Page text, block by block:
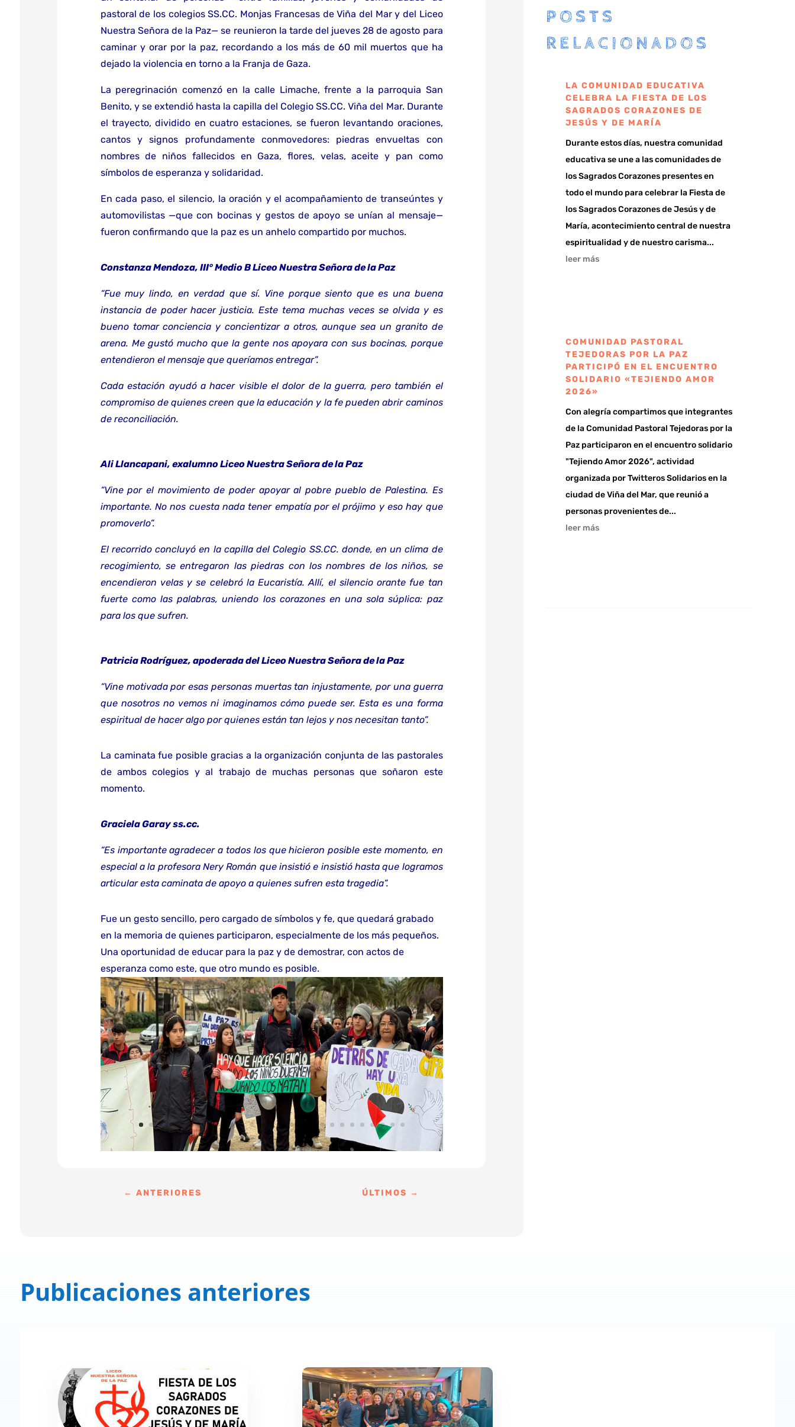
pastoral de los colegios SS.CC. Monjas Francesas de Viña del Mar y del Liceo
Nuestra Señora de la Paz— se reunieron la tarde del jueves 28 de agosto para
caminar y orar por la paz, recordando a los más de 60 mil muertos que ha
dejado la violencia en torno a la Franja de Gaza.
La peregrinación comenzó en la calle Limache, frente a la parroquia San
Benito, y se extendió hasta la capilla del Colegio SS.CC. Viña del Mar. Durante
el trayecto, dividido en cuatro estaciones, se fueron levantando oraciones,
cantos y signos profundamente conmovedores: piedras envueltas con
nombres de niños fallecidos en Gaza, flores, velas, aceite y pan como
símbolos de esperanza y solidaridad.
En cada paso, el silencio, la oración y el acompañamiento de transeúntes y
automovilistas —que con bocinas y gestos de apoyo se unían al mensaje—
fueron confirmando que la paz es un anhelo compartido por muchos.
Constanza Mendoza, III° Medio B Liceo Nuestra Señora de la Paz
“Fue muy lindo, en verdad que sí. Vine porque siento que es una buena
instancia de poder hacer justicia. Este tema muchas veces se olvida y es
bueno tomar conciencia y concientizar a otros, aunque sea un granito de
arena. Me gustó mucho que la gente nos apoyara con sus bocinas, porque
entendieron el mensaje que queríamos entregar”.
Cada estación ayudó a hacer visible el dolor de la guerra, pero también el
compromiso de quienes creen que la educación y la fe pueden abrir caminos
de reconciliación.
Ali Llancapani, exalumno Liceo Nuestra Señora de la Paz
“Vine por el movimiento de poder apoyar al pobre pueblo de Palestina. Es
importante. No nos cuesta nada tener empatía por el prójimo y eso hay que
promoverlo”.
El recorrido concluyó en la capilla del Colegio SS.CC. donde, en un clima de
recogimiento, se entregaron las piedras con los nombres de los niños, se
encendieron velas y se celebró la Eucaristía. Allí, el silencio orante fue tan
fuerte como las palabras, uniendo los corazones en una sola súplica: paz
para los que sufren.
Patricia Rodríguez, apoderada del Liceo Nuestra Señora de la Paz
“Vine motivada por esas personas muertas tan injustamente, por una guerra
que nosotros no vemos ni imaginamos cómo puede ser. Esta es una forma
espiritual de hacer algo por quienes están tan lejos y nos necesitan tanto”.
La caminata fue posible gracias a la organización conjunta de las pastorales
de ambos colegios y al trabajo de muchas personas que soñaron este
momento.
Graciela Garay ss.cc.
“Es importante agradecer a todos los que hicieron posible este momento, en
especial a la profesora Nery Román que insistió e insistió hasta que logramos
articular esta caminata de apoyo a quienes sufren esta tragedia”.
Fue un gesto sencillo, pero cargado de símbolos y fe, que quedará grabado
en la memoria de quienes participaron, especialmente de los más pequeños.
Una oportunidad de educar para la paz y de demostrar, con actos de
esperanza como este, que otro mundo es posible.
←ANTERIORES ÚLTIMOS →
POSTS
RELACIONADOS
LA COMUNIDAD EDUCATIVA
CELEBRA LA FIESTA DE LOS
SAGRADOS CORAZONES DE
JESÚS Y DE MARÍA
Durante estos días, nuestra comunidad
educativa se une a las comunidades de
los Sagrados Corazones presentes en
todo el mundo para celebrar la Fiesta de
los Sagrados Corazones de Jesús y de
María, acontecimiento central de nuestra
espiritualidad y de nuestro carisma...
leer más
COMUNIDAD PASTORAL
TEJEDORAS POR LA PAZ
PARTICIPÓ EN EL ENCUENTRO
SOLIDARIO «TEJIENDO AMOR
2026»
Con alegría compartimos que integrantes
de la Comunidad Pastoral Tejedoras por la
Paz participaron en el encuentro solidario
"Tejiendo Amor 2026", actividad
organizada por Twitteros Solidarios en la
ciudad de Viña del Mar, que reunió a
personas provenientes de...
leer más
Publicaciones anteriores